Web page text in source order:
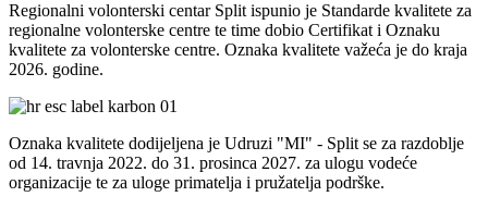
Regionalni volonterski centar Split ispunio je Standarde kvalitete za
regionalne volonterske centre te time dobio Certifikat i Oznaku
kvalitete za volonterske centre. Oznaka kvalitete važeća je do kraja
2026. godine.
Oznaka kvalitete dodijeljena je Udruzi "MI" - Split se za razdoblje
od 14. travnja 2022. do 31. prosinca 2027. za ulogu vodeće
organizacije te za uloge primatelja i pružatelja podrške.